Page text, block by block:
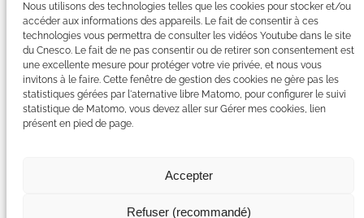
Nous utilisons des technologies telles que les cookies pour stocker et/ou
accéder aux informations des appareils. Le fait de consentir à ces
technologies vous permettra de consulter les vidéos Youtube dans le site
du Cnesco. Le fait de ne pas consentir ou de retirer son consentement est
une excellente mesure pour protéger votre vie privée, et nous vous
invitons à le faire. Cette fenêtre de gestion des cookies ne gère pas les
statistiques gérées par l'aternative libre Matomo, pour configurer le suivi
statistique de Matomo, vous devez aller sur Gérer mes cookies, lien
présent en pied de page.
Accepter
Refuser (recommandé)
LinkedIn
YouTube
Facebook
Bluesky
Plan du site
Mentions légales